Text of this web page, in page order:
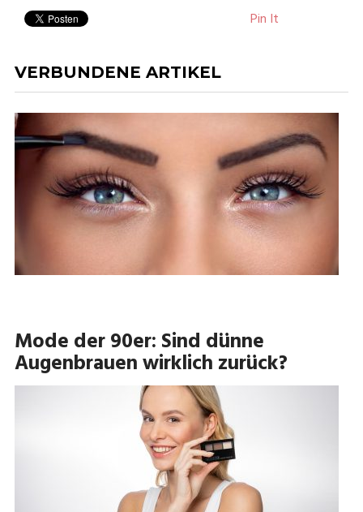
Pin It
VERBUNDENE ARTIKEL
Mode der 90er: Sind dünne
Augenbrauen wirklich zurück?